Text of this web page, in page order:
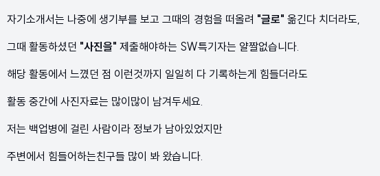
자기소개서는 나중에 생기부를 보고 그때의 경험을 떠올려 "글로" 옮긴다 치더라도,
그때 활동하셨던 "사진을" 제출해야하는 SW특기자는 얄짤없습니다.
해당 활동에서 느꼈던 점 이런것까지 일일히 다 기록하는게 힘들더라도
활동 중간에 사진자료는 많이많이 남겨두세요.
저는 백업병에 걸린 사람이라 정보가 남아있었지만
주변에서 힘들어하는친구들 많이 봐 왔습니다.